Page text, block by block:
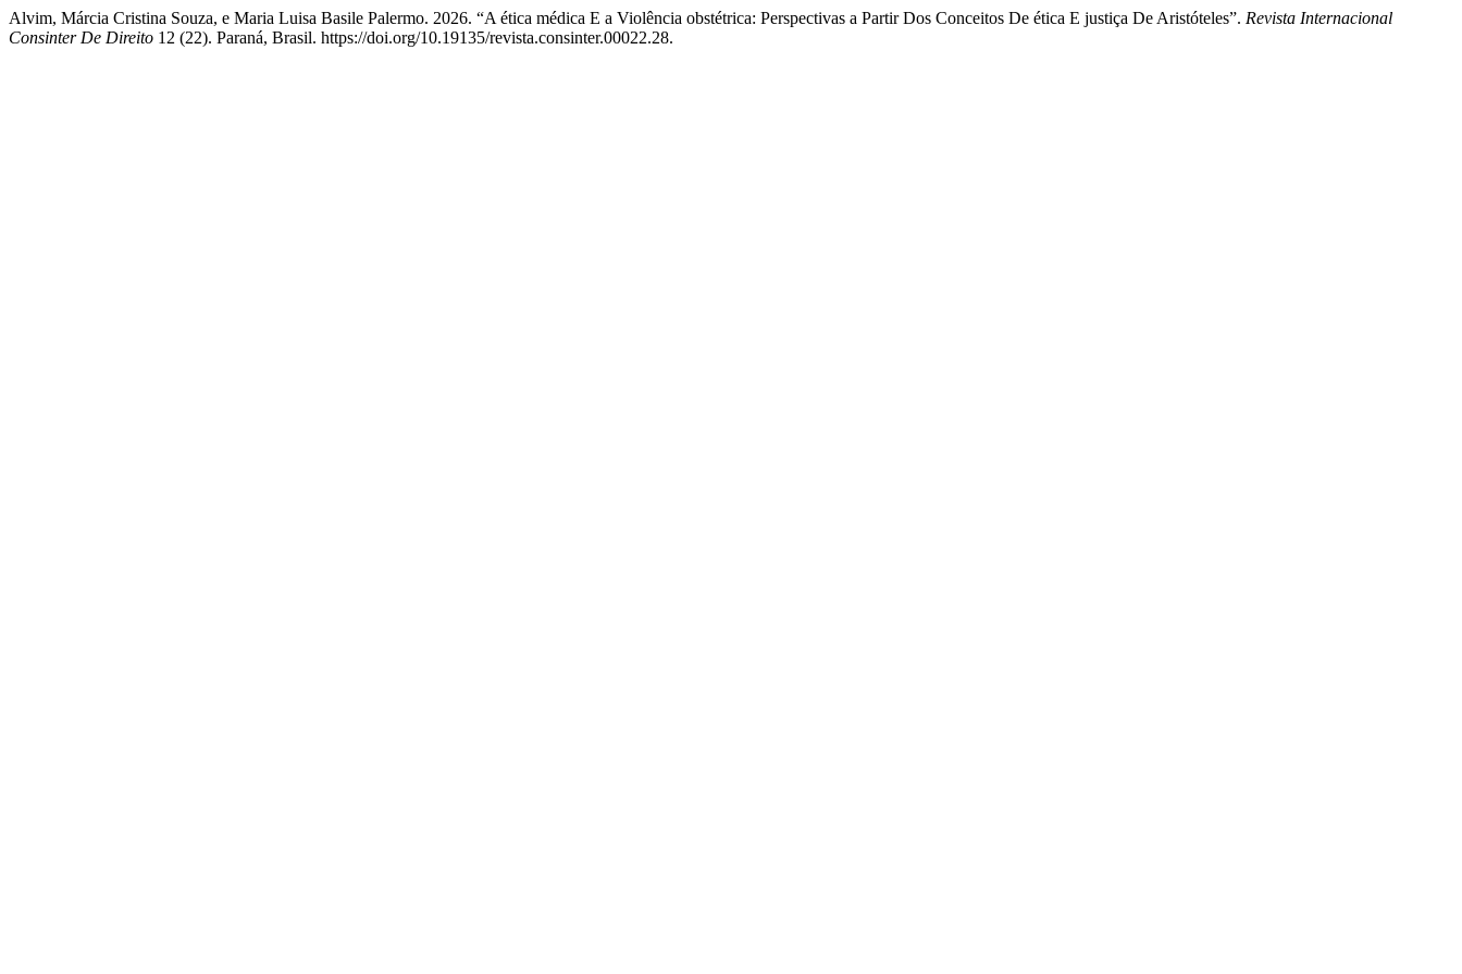
Alvim, Márcia Cristina Souza, e Maria Luisa Basile Palermo. 2026. “A ética médica E a Violência obstétrica: Perspectivas a Partir Dos Conceitos De ética E justiça De Aristóteles”. Revista Internacional
Consinter De Direito 12 (22). Paraná, Brasil. https://doi.org/10.19135/revista.consinter.00022.28.